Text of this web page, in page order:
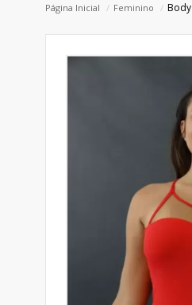
Página Inicial / Feminino /